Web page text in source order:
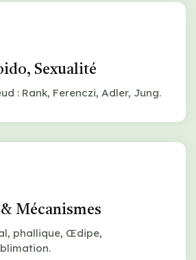
Sexualité
: Rank, Ferenczi, Adler, Jung.
Mécanismes
phallique, Œdipe,